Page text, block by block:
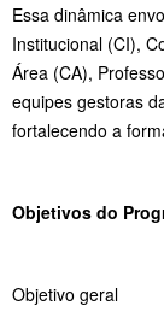
Essa dinâmica
Institucional (CI),
Área (CA),
equipes gestoras
fortalecendo a
Objetivos do
Objetivo geral